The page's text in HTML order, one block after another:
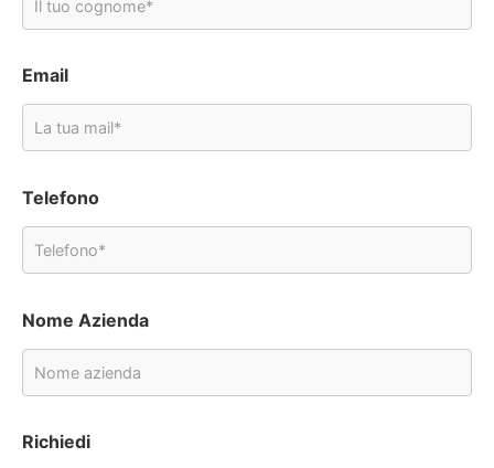
Email
Telefono
Nome Azienda
Richiedi